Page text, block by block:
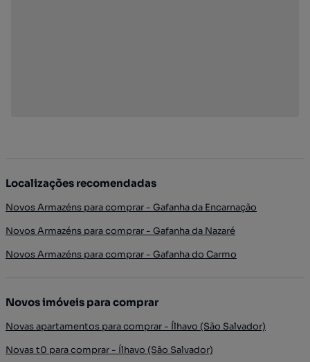
Localizações recomendadas
Novos Armazéns para comprar - Gafanha da Encarnação
Novos Armazéns para comprar - Gafanha da Nazaré
Novos Armazéns para comprar - Gafanha do Carmo
Novos imóveis para comprar
Novas apartamentos para comprar - Ílhavo (São Salvador)
Novas t0 para comprar - Ílhavo (São Salvador)